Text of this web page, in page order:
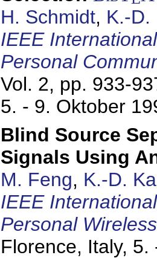
H. Schmidt, K.-D.
IEEE
Personal
Vol. 2, pp. 933-
5. - 9. Oktober
Blind Source
Signals Using
M. Feng, K.-D.
IEEE
Personal
Florence, Italy, 5.